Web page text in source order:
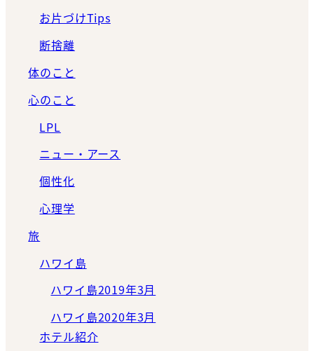
お片づけTips
断捨離
体のこと
心のこと
LPL
ニュー・アース
個性化
心理学
旅
ハワイ島
ハワイ島2019年3月
ハワイ島2020年3月
ホテル紹介